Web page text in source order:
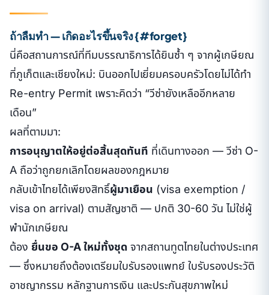
ถ้าลืมทำ — เกิดอะไรขึ้นจริง {#forget}
นี่คือสถานการณ์ที่ทีมบรรณาธิการได้ยินซ้ำ ๆ จากผู้เกษียณ
ที่ภูเก็ตและเชียงใหม่: บินออกไปเยี่ยมครอบครัวโดยไม่ได้ทำ
Re-entry Permit เพราะคิดว่า “วีซ่ายังเหลืออีกหลาย
เดือน”
ผลที่ตามมา:
การอนุญาตให้อยู่ต่อสิ้นสุดทันที ที่เดินทางออก — วีซ่า O-
A ถือว่าถูกยกเลิกโดยผลของกฎหมาย
กลับเข้าไทยได้เพียงสิทธิ์ผู้มาเยือน (visa exemption /
visa on arrival) ตามสัญชาติ — ปกติ 30-60 วัน ไม่ใช่ผู้
พำนักเกษียณ
ต้อง ยื่นขอ O-A ใหม่ทั้งชุด จากสถานทูตไทยในต่างประเทศ
— ซึ่งหมายถึงต้องเตรียมใบรับรองแพทย์ ใบรับรองประวัติ
อาชญากรรม หลักฐานการเงิน และประกันสุขภาพใหม่